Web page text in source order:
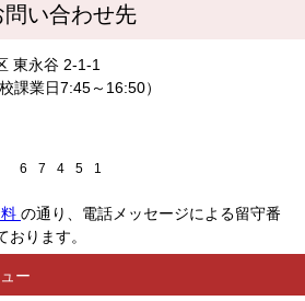
問い合わせ先
東永谷 2-1-1
課業日7:45～16:50）
6 7 4 5 1
の通り、電話メッセージによる留守番
おります。